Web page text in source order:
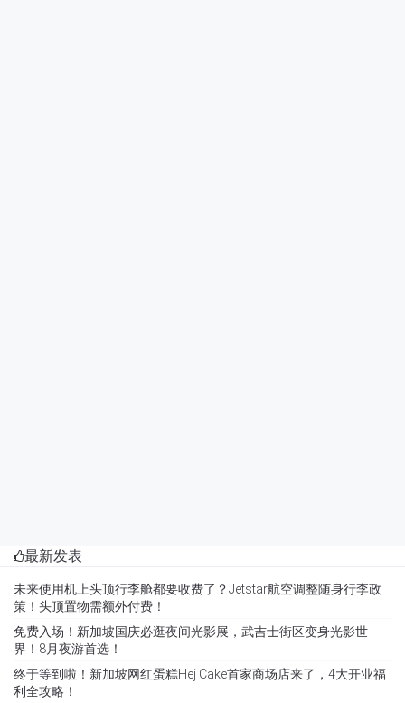
最新发表
未来使用机上头顶行李舱都要收费了？Jetstar航空调整随身行李政
策！头顶置物需额外付费！
免费入场！新加坡国庆必逛夜间光影展，武吉士街区变身光影世
界！8月夜游首选！
终于等到啦！新加坡网红蛋糕Hej Cake首家商场店来了，4大开业福
利全攻略！